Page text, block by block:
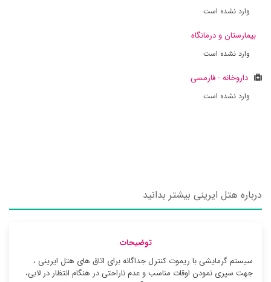
وارد نشده است
بیمارستان و درمانگاه
وارد نشده است
داروخانه - فارمسی
وارد نشده است
درباره هتل ایرینی بیشتر بدانید
توضیحات
سیستم گرمایشی با ریموت کنترل جداگانه برای اتاق های هتل ایرینی ،
جهت سپری نمودن اوقات مناسب و عدم ناراحتی در هنگام انتظار در لابی،